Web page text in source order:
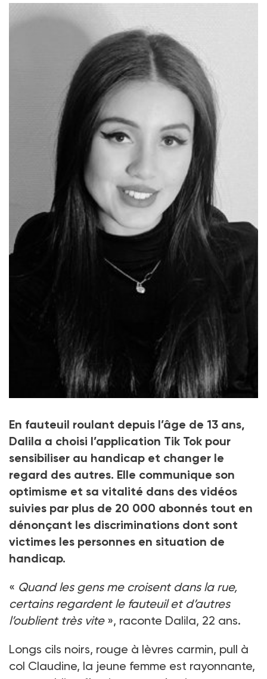
En fauteuil roulant depuis l’âge de 13 ans,
Dalila a choisi l’application Tik Tok pour
sensibiliser au handicap et changer le
regard des autres. Elle communique son
optimisme et sa vitalité dans des vidéos
suivies par plus de 20 000 abonnés tout en
dénonçant les discriminations dont sont
victimes les personnes en situation de
handicap.
« Quand les gens me croisent dans la rue,
certains regardent le fauteuil et d’autres
l’oublient très vite», raconte Dalila, 22 ans.
Longs cils noirs, rouge à lèvres carmin, pull à
col Claudine, la jeune femme est rayonnante,